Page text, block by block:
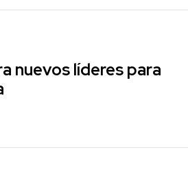
nuevos líderes para